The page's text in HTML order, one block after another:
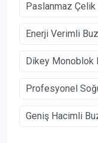
Paslanmaz Çelik
Enerji Verimli
Dikey Monoblok
Profesyonel
Geniş Hacimli